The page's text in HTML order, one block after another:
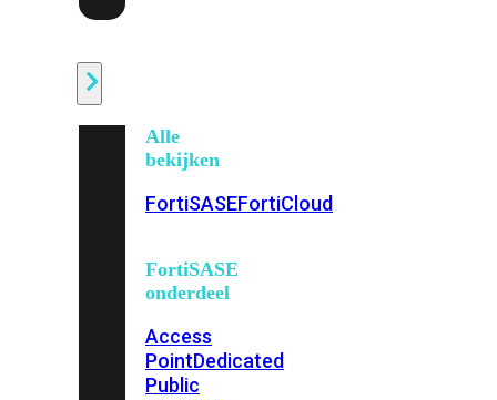
Alle
bekijken
FortiSASEFortiCloud
FortiSASE
onderdeel
Access
PointDedicated
Public